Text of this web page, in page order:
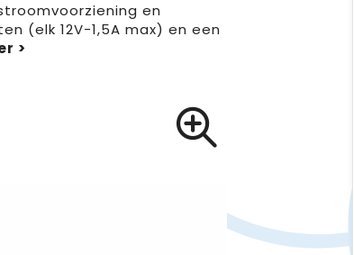
en
(elk 12V-1,5A max) en een